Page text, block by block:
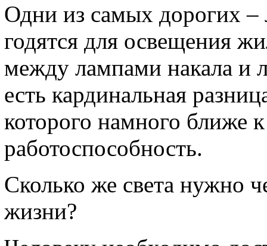
Одни из самых дорогих –
годятся для освещения
между лампами накала и
есть кардинальная
которого намного ближе
работоспособность.
Сколько же света нужно
жизни?